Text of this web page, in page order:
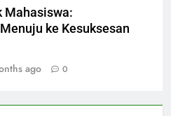
Mahasiswa:
ke Kesuksesan
ago 0